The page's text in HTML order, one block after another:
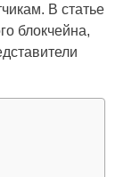
В статье
блокчейна,